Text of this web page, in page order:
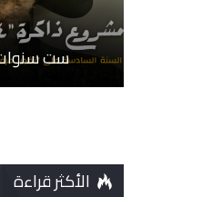
ست سنوات
الأكثر قراءة